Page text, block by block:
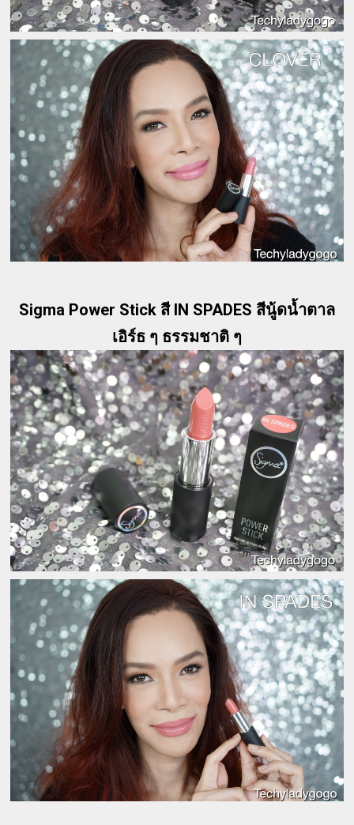
Sigma Power Stick สี IN SPADES สีนู้ดน้ำตาล
เอิร์ธ ๆ ธรรมชาติ ๆ